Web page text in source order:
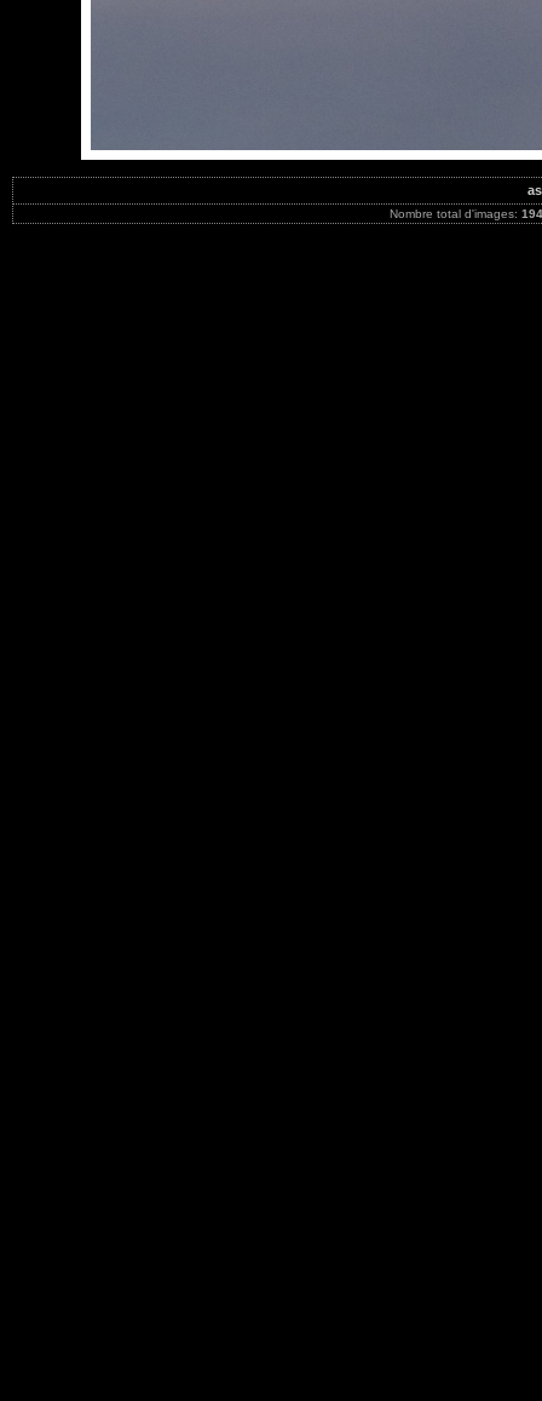
Nombre total d'images: